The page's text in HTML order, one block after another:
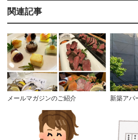
関連記事
メールマガジンのご紹介 新築アパ